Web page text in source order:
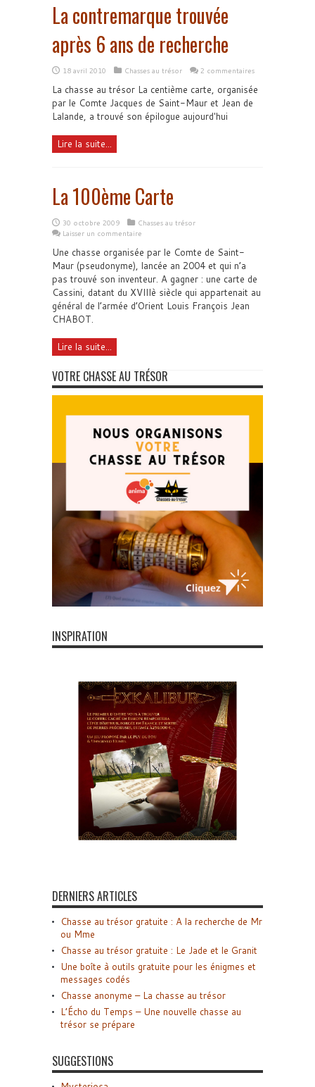
La contremarque trouvée
après 6 ans de recherche
18 avril 2010 Chasses au trésor 2 commentaires
La chasse au trésor La centième carte, organisée
par le Comte Jacques de Saint-Maur et Jean de
Lalande, a trouvé son épilogue aujourd'hui
Lire la suite...
La 100ème Carte
30 octobre 2009
Chasses au trésor
Laisser un commentaire
Une chasse organisée par le Comte de Saint-
Maur (pseudonyme), lancée an 2004 et qui n’a
pas trouvé son inventeur. A gagner : une carte de
Cassini, datant du XVIIIè siècle qui appartenait au
général de l’armée d’Orient Louis François Jean
CHABOT.
Lire la suite...
VOTRE CHASSE AU TRÉSOR
INSPIRATION
DERNIERS ARTICLES
Chasse au trésor gratuite : A la recherche de Mr
ou Mme
Chasse au trésor gratuite : Le Jade et le Granit
Une boîte à outils gratuite pour les énigmes et
messages codés
Chasse anonyme – La chasse au trésor
L’Écho du Temps – Une nouvelle chasse au
trésor se prépare
SUGGESTIONS